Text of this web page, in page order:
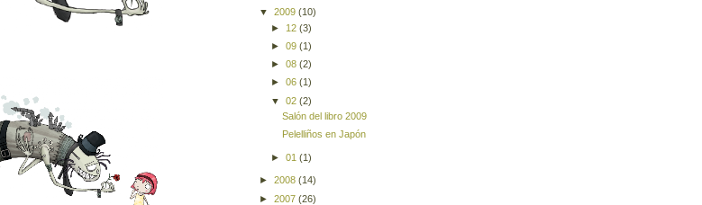
▼ 2009 (10)
►
12 (3)
► 09 (1)
► 08 (2)
► 06 (1)
▼ 02 (2)
Salón del libro 2009
Pelelliños en Japón
► 01 (1)
► 2008 (14)
► 2007 (26)